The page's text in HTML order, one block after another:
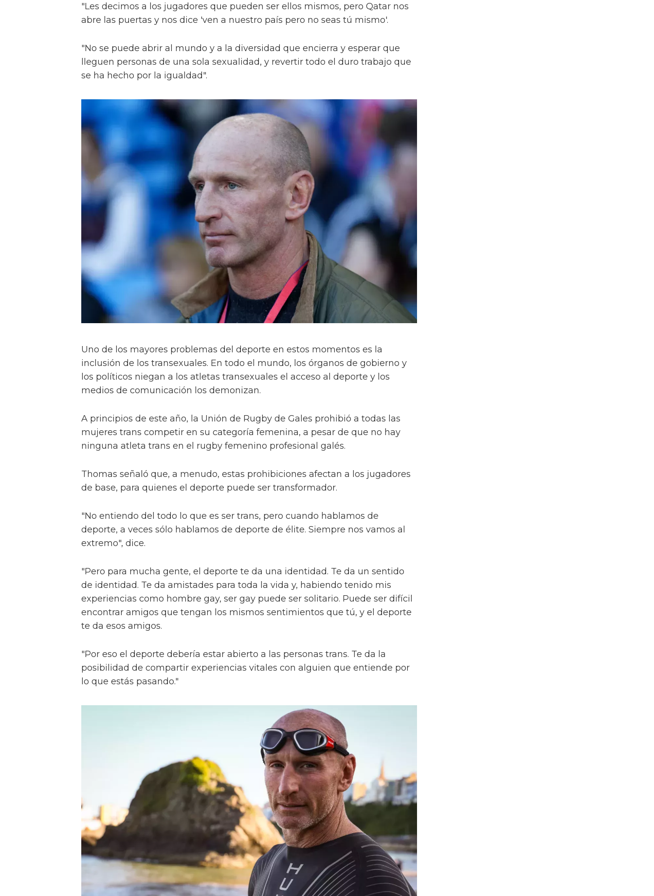
"Les decimos a los jugadores que pueden ser ellos mismos, pero Qatar nos
abre las puertas y nos dice 'ven a nuestro país pero no seas tú mismo'.
"No se puede abrir al mundo y a la diversidad que encierra y esperar que
lleguen personas de una sola sexualidad, y revertir todo el duro trabajo que
se ha hecho por la igualdad".
Uno de los mayores problemas del deporte en estos momentos es la
inclusión de los transexuales. En todo el mundo, los órganos de gobierno y
los políticos niegan a los atletas transexuales el acceso al deporte y los
medios de comunicación los demonizan.
A principios de este año, la Unión de Rugby de Gales prohibió a todas las
mujeres trans competir en su categoría femenina, a pesar de que no hay
ninguna atleta trans en el rugby femenino profesional galés.
Thomas señaló que, a menudo, estas prohibiciones afectan a los jugadores
de base, para quienes el deporte puede ser transformador.
"No entiendo del todo lo que es ser trans, pero cuando hablamos de
deporte, a veces sólo hablamos de deporte de élite. Siempre nos vamos al
extremo", dice.
"Pero para mucha gente, el deporte te da una identidad. Te da un sentido
de identidad. Te da amistades para toda la vida y, habiendo tenido mis
experiencias como hombre gay, ser gay puede ser solitario. Puede ser difícil
encontrar amigos que tengan los mismos sentimientos que tú, y el deporte
te da esos amigos.
"Por eso el deporte debería estar abierto a las personas trans. Te da la
posibilidad de compartir experiencias vitales con alguien que entiende por
lo que estás pasando."